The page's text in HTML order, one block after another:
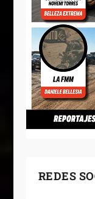
REDES